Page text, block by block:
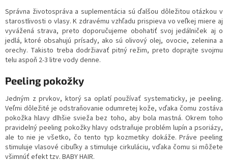
Správna životospráva a suplementácia sú ďalšou dôležitou otázkou v
starostlivosti o vlasy. K zdravému vzhľadu prispieva vo veľkej miere aj
vyvážená strava, preto doporučujeme obohatiť svoj jedálniček aj o
jedlá, ktoré obsahujú prísady, ako sú olivový olej, ovocie, zelenina a
orechy. Takisto treba dodržiavať pitný režim, preto doprajte svojmu
telu aspoň 2-3 litre vody denne.
Peeling pokožky
Jedným z prvkov, ktorý sa oplatí používať systematicky, je peeling.
Veľmi dôležité je odstraňovanie odumretej kože, vďaka čomu zostáva
pokožka hlavy dlhšie svieža bez toho, aby bola mastná. Okrem toho
pravidelný peeling pokožky hlavy odstraňuje problém lupín a psoriázy,
ale to nie je všetko, čo tento typ kozmetiky dokáže. Práve peeling
stimuluje vlasové cibuľky a stimuluje cirkuláciu, vďaka čomu si môžete
všimnúť efekt tzv. BABY HAIR.